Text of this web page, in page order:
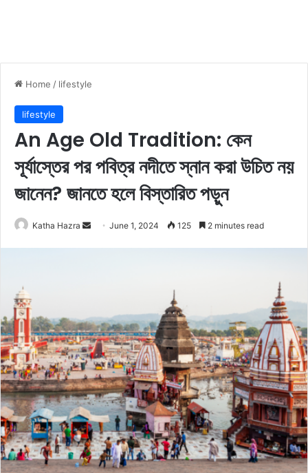
Home / lifestyle
lifestyle
​An Age Old Tradition: কেন
সূর্যাস্তের পর পবিত্র নদীতে স্নান করা উচিত নয়
জানেন? জানতে হলে বিস্তারিত পড়ুন
Katha Hazra
e
m
a
l
June 1, 2024 125 2 minutes read